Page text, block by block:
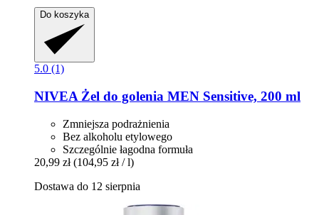
Do koszyka
5.0 (1)
NIVEA Żel do golenia MEN Sensitive, 200 ml
Zmniejsza podrażnienia
Bez alkoholu etylowego
Szczególnie łagodna formuła
20,99 zł (104,95 zł / l)
Dostawa do 12 sierpnia